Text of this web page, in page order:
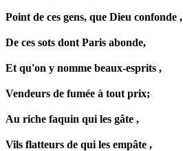
Point de ces gens, que Dieu confonde ,
De ces sots dont Paris abonde,
Et qu'on y nomme beaux-esprits ,
Vendeurs de fumée à tout prix;
Au riche faquin qui les gâte ,
Vils flatteurs de qui les empâte ,